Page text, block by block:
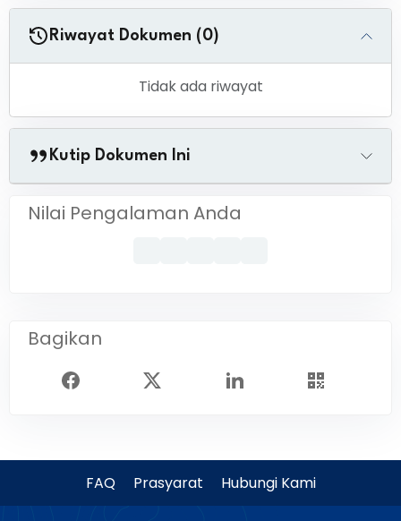
Riwayat Dokumen (0)
Tidak ada riwayat
Kutip Dokumen Ini
Nilai Pengalaman Anda
Bagikan
FAQ Prasyarat Hubungi Kami